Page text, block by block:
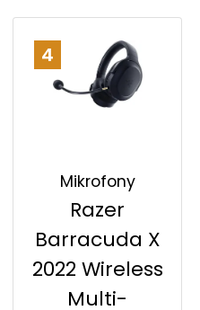
4
Mikrofony
Razer
Barracuda X
2022 Wireless
Multi-